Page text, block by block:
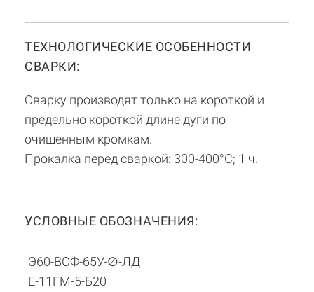
ТЕХНОЛОГИЧЕСКИЕ ОСОБЕННОСТИ
СВАРКИ:
Сварку производят только на короткой и
предельно короткой длине дуги по
очищенным кромкам.
Прокалка перед сваркой: 300-400°С; 1 ч.
УСЛОВНЫЕ ОБОЗНАЧЕНИЯ:
Э60-ВСФ-65У-∅-ЛД
Е-11ГМ-5-Б20